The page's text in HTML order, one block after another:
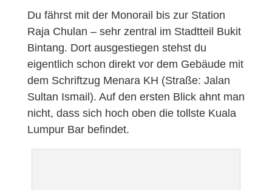
Du fährst mit der Monorail bis zur Station
Raja Chulan – sehr zentral im Stadtteil Bukit
Bintang. Dort ausgestiegen stehst du
eigentlich schon direkt vor dem Gebäude mit
dem Schriftzug Menara KH (Straße: Jalan
Sultan Ismail). Auf den ersten Blick ahnt man
nicht, dass sich hoch oben die tollste Kuala
Lumpur Bar befindet.